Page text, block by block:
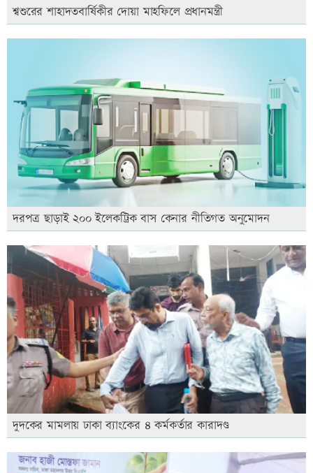
শ্বশুরের শাহাদতবার্ষিকীর দোয়া মাহফিলে প্রধানমন্ত্রী
দরপত্র ছাড়াই ২০০ ইলেকট্রিক বাস কেনার নীতিগত অনুমোদন
দুদকের মামলায় ঢাকা ব্যাংকের ৪ কর্মকর্তার কারাদণ্ড